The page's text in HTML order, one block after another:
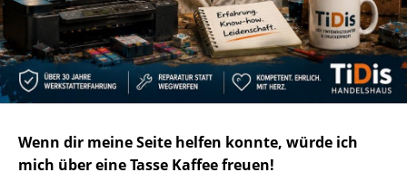
Wenn dir meine Seite helfen konnte, würde ich
mich über eine Tasse Kaffee freuen!